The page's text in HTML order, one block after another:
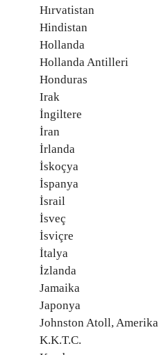
Hırvatistan
Hindistan
Hollanda
Hollanda Antilleri
Honduras
Irak
İngiltere
İran
İrlanda
İskoçya
İspanya
İsrail
İsveç
İsviçre
İtalya
İzlanda
Jamaika
Japonya
Johnston Atoll, Amerika
K.K.T.C.